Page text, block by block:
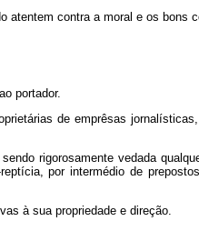
contra a moral e os bons
portador.
de emprêsas
rigorosamente vedada
por intermédio de
à sua propriedade e direção.